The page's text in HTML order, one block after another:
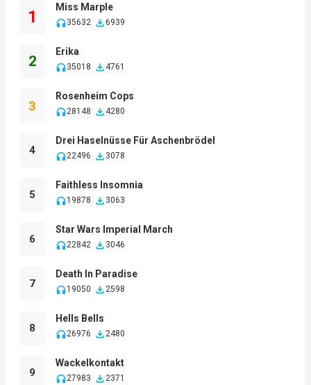
1
Miss Marple
35632 6939
2
Erika
35018 4761
3
Rosenheim Cops
28148 4280
4
Drei Haselnüsse Für Aschenbrödel
22496 3078
5
Faithless Insomnia
19878 3063
6
Star Wars Imperial March
22842 3046
7
Death In Paradise
19050 2598
8
Hells Bells
26976 2480
9
Wackelkontakt
27983 2371